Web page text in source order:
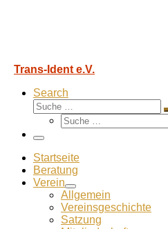
Trans-Ident e.V.
Search
Suche
Suche
Menü
Startseite
Beratung
Verein
Allgemein
Vereins­geschichte
Satzung